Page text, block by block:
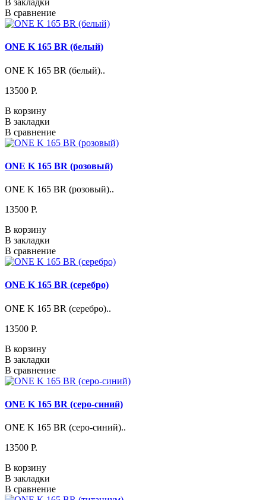
В закладки
В сравнение
ONE K 165 BR (белый)
ONE K 165 BR (белый)..
13500 P.
В корзину
В закладки
В сравнение
ONE K 165 BR (розовый)
ONE K 165 BR (розовый)..
13500 P.
В корзину
В закладки
В сравнение
ONE K 165 BR (серебро)
ONE K 165 BR (серебро)..
13500 P.
В корзину
В закладки
В сравнение
ONE K 165 BR (серо-синий)
ONE K 165 BR (серо-синий)..
13500 P.
В корзину
В закладки
В сравнение